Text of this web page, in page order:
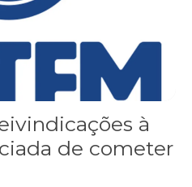
à
de cometer